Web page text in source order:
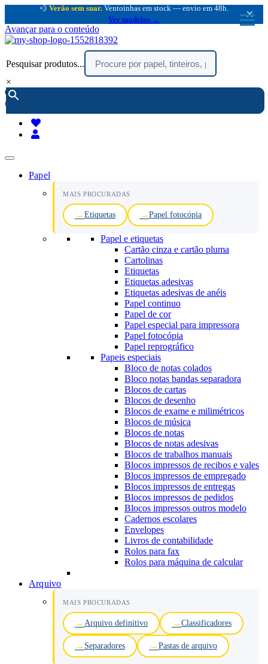
💨 Verão sem suar. Ventoinhas em stock — envio em 48h.
Ver modelos →
×
Avançar para o conteúdo
Pesquisar produtos...
×
encomendar por telefone :
(chamada rede fixa nacional)
Papel
MAIS PROCURADAS
Etiquetas Papel fotocópia
Papel e etiquetas
Cartão cinza e cartão pluma
Cartolinas
Etiquetas
Etiquetas adesivas
Etiquetas adesivas de anéis
Papel continuo
Papel de cor
Papel especial para impressora
Papel fotocópia
Papel reprográfico
Papeis especiais
Bloco de notas colados
Bloco notas bandas separadora
Blocos de cartas
Blocos de desenho
Blocos de exame e milimétricos
Blocos de música
Blocos de notas
Blocos de notas adesivas
Blocos de trabalhos manuais
Blocos impressos de recibos e vales
Blocos impressos de empregado
Blocos impressos de entregas
Blocos impressos de pedidos
Blocos impressos outros modelo
Cadernos escolares
Envelopes
Livros de contabilidade
Rolos para fax
Rolos para máquina de calcular
Arquivo
MAIS PROCURADAS
Arquivo definitivo Classificadores
Separadores Pastas de arquivo